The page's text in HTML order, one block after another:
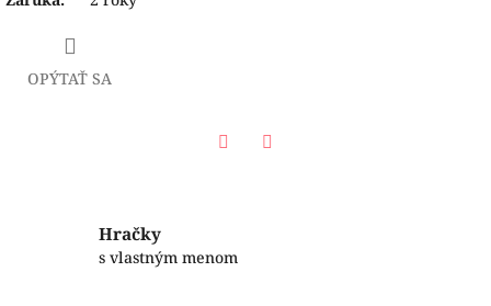
OPÝTAŤ SA
Hračky
s vlastným menom